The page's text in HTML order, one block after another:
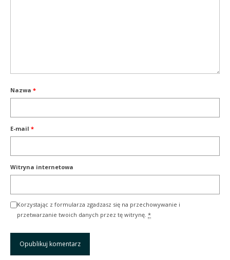
Nazwa *
E-mail *
Witryna internetowa
Korzystając z formularza zgadzasz się na przechowywanie i
przetwarzanie twoich danych przez tę witrynę. *